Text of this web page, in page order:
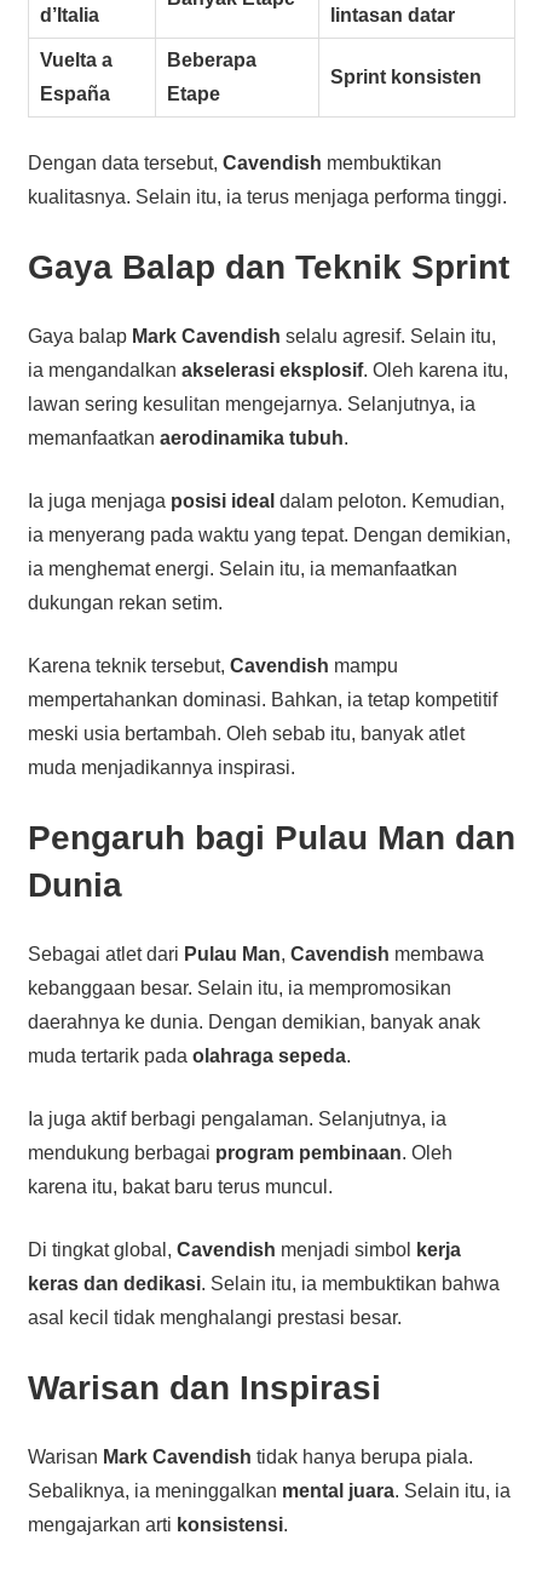
d’Italia
lintasan datar
Vuelta a
España
Beberapa
Etape
Sprint konsisten
Dengan data tersebut, Cavendish membuktikan
kualitasnya. Selain itu, ia terus menjaga performa tinggi.
Gaya Balap dan Teknik Sprint
Gaya balap Mark Cavendish selalu agresif. Selain itu,
ia mengandalkan akselerasi eksplosif. Oleh karena itu,
lawan sering kesulitan mengejarnya. Selanjutnya, ia
memanfaatkan aerodinamika tubuh.
Ia juga menjaga posisi ideal dalam peloton. Kemudian,
ia menyerang pada waktu yang tepat. Dengan demikian,
ia menghemat energi. Selain itu, ia memanfaatkan
dukungan rekan setim.
Karena teknik tersebut, Cavendish mampu
mempertahankan dominasi. Bahkan, ia tetap kompetitif
meski usia bertambah. Oleh sebab itu, banyak atlet
muda menjadikannya inspirasi.
Pengaruh bagi Pulau Man dan
Dunia
Sebagai atlet dari Pulau Man, Cavendish membawa
kebanggaan besar. Selain itu, ia mempromosikan
daerahnya ke dunia. Dengan demikian, banyak anak
muda tertarik pada olahraga sepeda.
Ia juga aktif berbagi pengalaman. Selanjutnya, ia
mendukung berbagai program pembinaan. Oleh
karena itu, bakat baru terus muncul.
Di tingkat global, Cavendish menjadi simbol
kerja
keras dan dedikasi. Selain itu, ia membuktikan bahwa
asal kecil tidak menghalangi prestasi besar.
Warisan dan Inspirasi
Warisan Mark Cavendish tidak hanya berupa piala.
Sebaliknya, ia meninggalkan mental juara. Selain itu, ia
mengajarkan arti konsistensi.